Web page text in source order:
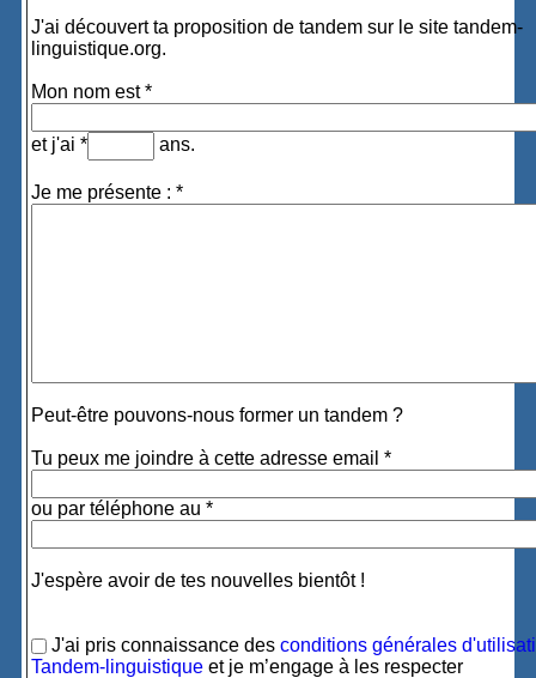
J'ai découvert ta proposition de tandem sur le site tandem-
linguistique.org.
Mon nom est *
et j'ai * ans.
Je me présente : *
Peut-être pouvons-nous former un tandem ?
Tu peux me joindre à cette adresse email *
ou par téléphone au *
J'espère avoir de tes nouvelles bientôt !
J'ai pris connaissance desconditions générales
Tandem-linguistique et je m’engage à les respecter